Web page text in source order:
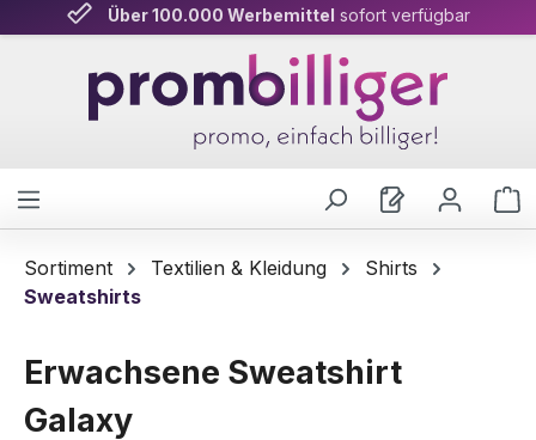
Zum Hauptinhalt springen
Über 100.000 Werbemittel sofort verfügbar
Persönliche Beratung& schnelle Lieferung
Sortiment Textilien & Kleidung
Shirts
Sweatshirts
Erwachsene Sweatshirt
Galaxy